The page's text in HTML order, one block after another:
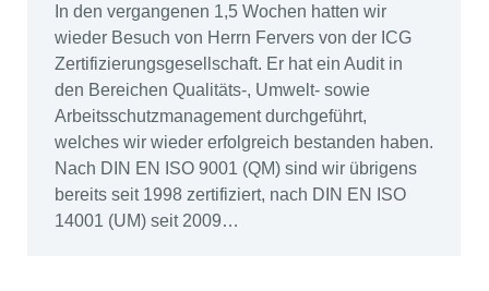
In den vergangenen 1,5 Wochen hatten wir
wieder Besuch von Herrn Fervers von der ICG
Zertifizierungsgesellschaft. Er hat ein Audit in
den Bereichen Qualitäts-, Umwelt- sowie
Arbeitsschutzmanagement durchgeführt,
welches wir wieder erfolgreich bestanden haben.
Nach DIN EN ISO 9001 (QM) sind wir übrigens
bereits seit 1998 zertifiziert, nach DIN EN ISO
14001 (UM) seit 2009…